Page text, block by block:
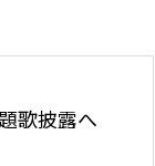
歌披露へ